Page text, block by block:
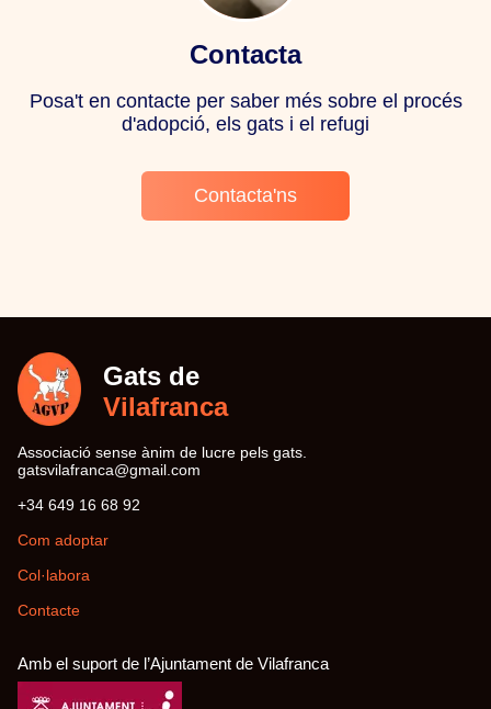
Contacta
Posa't en contacte per saber més sobre el procés
d'adopció, els gats i el refugi
Contacta'ns
Gats de
Vilafranca
Associació sense ànim de lucre pels gats.
moc.liamg@acnarfalivstag
29 86 61 946 43+
Com adoptar
Col·labora
Contacte
Amb el suport de l’Ajuntament de Vilafranca